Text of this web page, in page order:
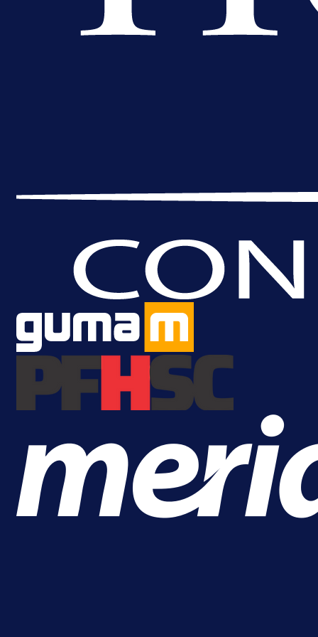
Premijer liga BiH
Željo uprkos svim problemima
krenuo pobjedom: Plavi slavili na
Grbavici!
Više vijesti